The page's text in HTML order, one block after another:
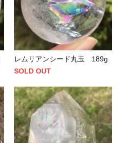
レムリアンシード丸玉 189g
SOLD OUT